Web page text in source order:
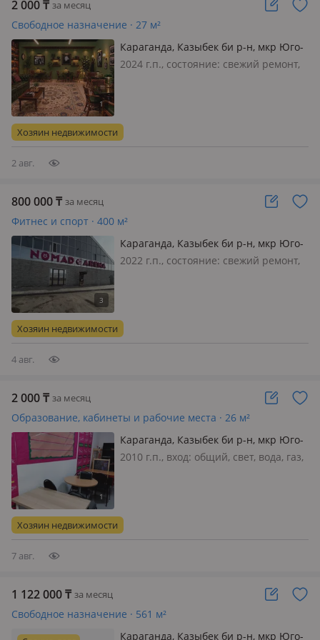
2 000₸ за месяц
Свободное назначение · 27 м²
Караганда, Казыбек би р-н, мкр Юго-
Восток, Муканова 41/25 —
2024 г.п., состояние: cвежий ремонт,
3м., Сдам помещение полностью
оборудованное. часовая аренда п…
Хозяин недвижимости
2 авг.
800 000₸ за месяц
Фитнес и спорт · 400 м²
Караганда, Казыбек би р-н, мкр Юго-
Восток 1 — Учетный квартал 134 3/5
2022 г.п., состояние: cвежий ремонт,
круглосуточная охрана, пожарная
сигнализация, своя, общая, потол…
Хозяин недвижимости
4 авг.
2 000₸ за месяц
Образование, кабинеты и рабочие места · 26 м²
Караганда, Казыбек би р-н, мкр Юго-
Восток, Мкр Юго-Восток, мкр Степной
2010 г.п., вход: общий, свет, вода, газ,
2000 тг 2 часа: 3500 тг День: 8500 тг
Если сни…
Хозяин недвижимости
7 авг.
1 122 000₸ за месяц
Свободное назначение · 561 м²
Караганда, Казыбек би р-н, мкр Юго-